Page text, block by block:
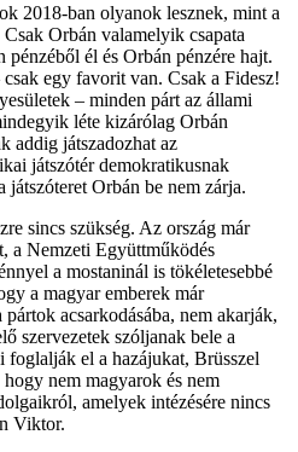
2018-ban olyanok lesznek, mint a
Orbán valamelyik csapata
él és Orbán pénzére hajt.
egy favorit van. Csak a Fidesz!
– minden párt az állami
léte kizárólag Orbán
addig játszadozhat az
játszótér demokratikusnak
Orbán be nem zárja.
sincs szükség. Az ország már
a Nemzeti Együttműködés
a mostaninál is tökéletesebbé
a magyar emberek már
acsarkodásába, nem akarják,
szervezetek szóljanak bele a
foglalják el a hazájukat, Brüsszel
nem magyarok és nem
amelyek intézésére nincs
Viktor.